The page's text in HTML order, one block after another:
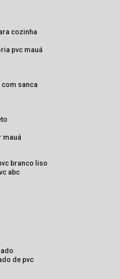
cozinha
pvc mauá
sanca
mauá
branco liso
abc
de pvc